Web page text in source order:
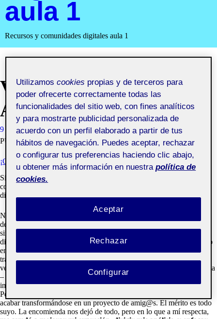
aula 1
Recursos y comunidades digitales aula 1
VALORACIÓN FINAL
ASIGNATURA
9 JUNIO, 2021 BENJAMÍN JOSÉ TRILLO DÍAZ VISIBILIDAD:
PÚBLICA
¡CERRAMOS Y DIFUNDIMOS EL PROYECTO!
Si este semestre has cursado «Recursos y comunidades digitales»
como yo, estoy seguro de que has pasado por muchas emociones
diferentes.
No me cabe duda de que has disfrutado durante las presentaciones, el
debate y la creación de grupos. Al fin y al cabo, se te pedía ser tú, y
simplemente interactuar con tus compañer@s en un ambiente
distendido aunque estructurado. Como es lógico, cada uno ha brillado
en un área. A mí me encantó encontrar a personas tan afines,
trabajadoras y empáticas como Lucía – que lo empezó todo; una
verdadera artista -, Queralt – eficiencia pura y organización – y Soraya
– genial investigadora y con un discurso súper coherente -. Nunca
imaginé un flujo de trabajo tan sencillo, enriquecedor, y productivo.
Pero sobre todo, no pensé que un trabajo entre alumn@s pudiera
acabar transformándose en un proyecto de amig@s. El mérito es todo
suyo. La encomienda nos dejó de todo, pero en lo que a mí respecta,
Utilizamoscookies propias y de terceros para
poder ofrecerte correctamente todas las
funcionalidades del sitio web, con fines analíticos
y para mostrarte publicidad personalizada de
acuerdo con un perfil elaborado a partir de tus
hábitos de navegación. Puedes aceptar, rechazar
o configurar tus preferencias haciendo clic abajo,
u obtener más información en nuestra política de
cookies.
Rechazar
Aceptar
Configurar